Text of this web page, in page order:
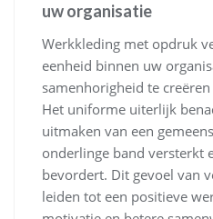
uw organisatie
Werkkleding met opdruk
eenheid binnen uw
samenhorigheid te
Het uniforme uiterlijk
uitmaken van een
onderlinge band versterkt
bevordert. Dit gevoel van
leiden tot een positieve